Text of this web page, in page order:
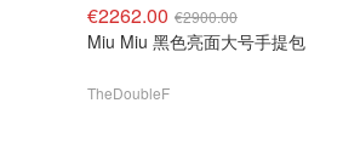
€2262.00 €2900.00
Miu Miu 黑色亮面大号手提包
TheDoubleF